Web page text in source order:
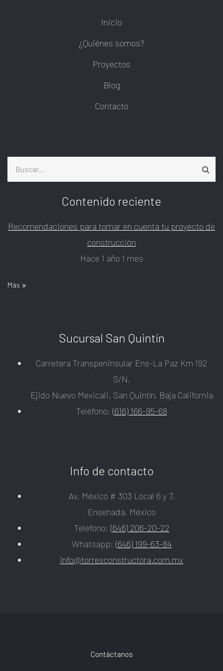
Inicio
¿Quiénes somos?
Proyectos
Blog
Contacto
Contenido reciente
Recomendaciones para tomar en cuenta tu proyecto de
construcción
Hace 1 año 1 mes
Más
Sucursal San Quintín
Carretera Transpeninsular Ens-La Paz Km 192
S/N,
Ejido Nuevo Mexicali, San Quintín, Baja California
Teléfono: (616) 166-95-68
Info de contacto
Av. México # 303 Local 6 y 7,
Ensenada, México
Teléfono: (646) 206-20-22
Whatsapp: (646) 199-63-84
info@torresconstructora.com.mx
Contáctanos